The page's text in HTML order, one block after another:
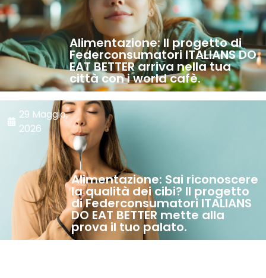
Alimentazione: Il progetto di
Federconsumatori ITALIANS DO
EAT BETTER arriva nella tua
città con i world cafè.
29 Maggio,
2026
Alimentazione: Sai riconoscere
la qualità dei cibi? Il progetto
di Federconsumatori ITALIANS
DO EAT BETTER mette alla
prova il tuo palato.